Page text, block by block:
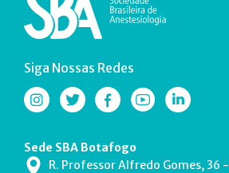
Siga Nossas Redes
Sede SBA Botafogo
R. Professor Alfredo Gomes, 36 -